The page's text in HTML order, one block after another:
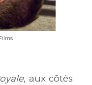
, aux côtés